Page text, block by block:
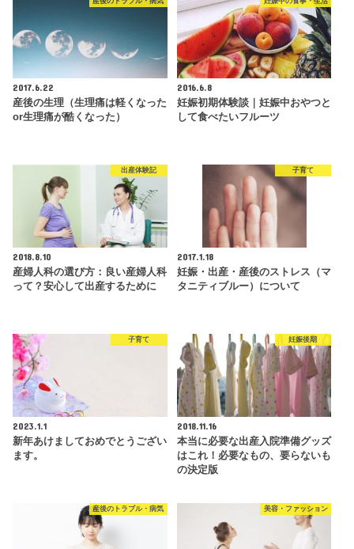
2017.6.22
産後の生理（生理痛は軽くなった
or生理痛が酷くなった）
2016.6.8
妊娠初期体験談｜妊娠中おやつと
して食べたいフルーツ
出産体験記
2018.8.10
産婦人科の選び方：良い産婦人科
って？安心して出産するために
子育て
2017.1.18
妊娠・出産・産後のストレス（マ
タニティブルー）について
子育て
2023.1.1
新年あけましておめでとうござい
ます。
妊娠後期
2018.11.16
本当に必要な出産入院準備グッズ
はこれ！必要なもの、要らないも
の決定版
産後のトラブル・病気 美容・ファッション